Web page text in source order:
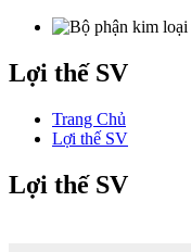
Lợi thế SV
Trang Chủ
Lợi thế SV
Lợi thế SV